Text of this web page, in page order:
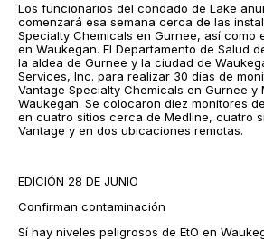
Los funcionarios del condado de Lake
comenzará esa semana cerca de las
Specialty Chemicals en Gurnee, así como
en Waukegan. El Departamento de Salud
la aldea de Gurnee y la ciudad de
Services, Inc. para realizar 30 días de
Vantage Specialty Chemicals en Gurnee y
Waukegan. Se colocaron diez monitores
en cuatro sitios cerca de Medline, cuatro
Vantage y en dos ubicaciones remotas.
EDICIÓN 28 DE JUNIO
Confirman contaminación
Sí hay niveles peligrosos de EtO en